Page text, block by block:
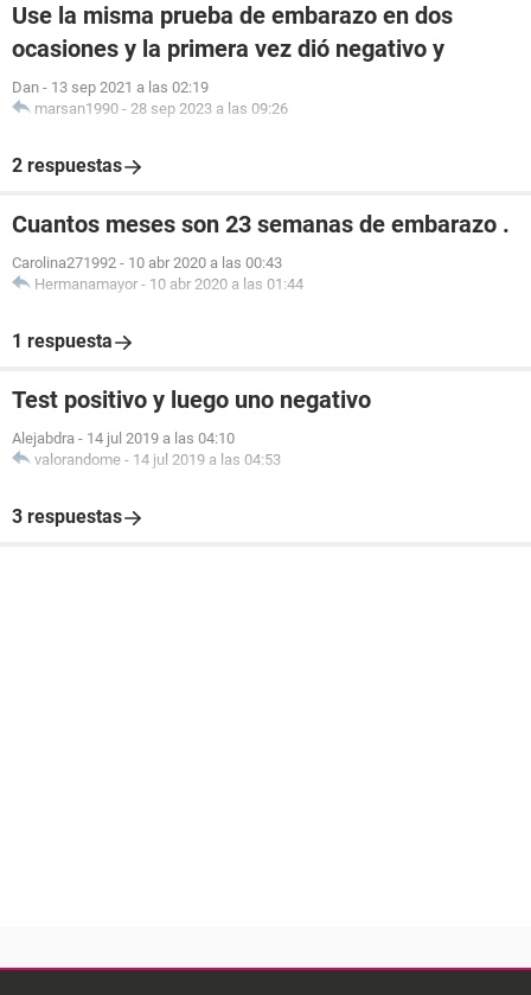
Use la misma prueba de embarazo en dos
ocasiones y la primera vez dió negativo y
Dan - 13 sep 2021 a las 02:19
marsan1990 - 28 sep 2023 a las 09:26
2 respuestas
Cuantos meses son 23 semanas de embarazo .
Carolina271992 - 10 abr 2020 a las 00:43
Hermanamayor - 10 abr 2020 a las 01:44
1 respuesta
Test positivo y luego uno negativo
Alejabdra - 14 jul 2019 a las 04:10
valorandome - 14 jul 2019 a las 04:53
3 respuestas